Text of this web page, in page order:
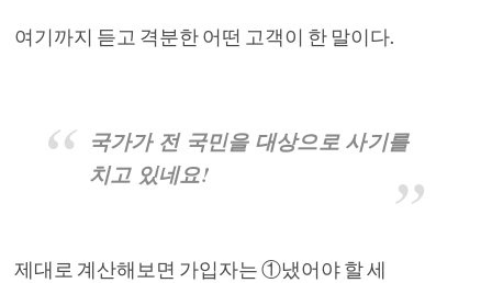
여기까지 듣고 격분한 어떤 고객이 한 말이다.
국가가 전 국민을 대상으로 사기를
치고 있네요!
제대로 계산해보면 가입자는 ①냈어야 할 세